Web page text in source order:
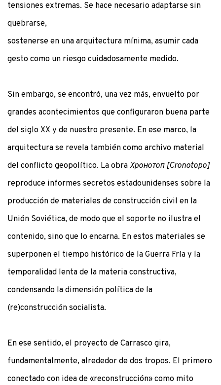
tensiones extremas. Se hace necesario adaptarse sin
quebrarse,
sostenerse en una arquitectura mínima, asumir cada
gesto como un riesgo cuidadosamente medido.
Sin embargo, se encontró, una vez más, envuelto por
grandes acontecimientos que configuraron buena parte
del siglo XX y de nuestro presente. En ese marco, la
arquitectura se revela también como archivo material
del conflicto geopolítico. La obra Хронотоп [Cronotopo]
reproduce informes secretos estadounidenses sobre la
producción de materiales de construcción civil en la
Unión Soviética, de modo que el soporte no ilustra el
contenido, sino que lo encarna. En estos materiales se
superponen el tiempo histórico de la Guerra Fría y la
temporalidad lenta de la materia constructiva,
condensando la dimensión política de la
(re)construcción socialista.
En ese sentido, el proyecto de Carrasco gira,
fundamentalmente, alrededor de dos tropos. El primero
conectado con idea de «reconstrucción» como mito